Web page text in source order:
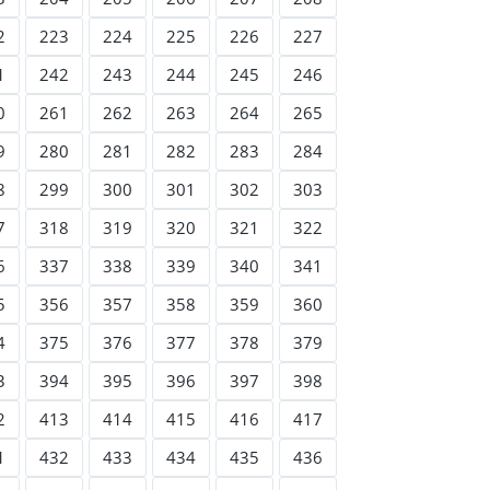
223 224 225 226
227
242 243 244 245
246
261 262 263 264
265
280 281 282 283
284
299 300 301 302
303
318 319 320 321
322
337 338 339 340
341
356 357 358 359
360
375 376 377 378
379
394 395 396 397
398
413 414 415 416
417
432 433 434 435
436